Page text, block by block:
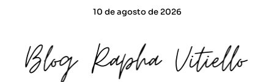
10 de agosto de 2026